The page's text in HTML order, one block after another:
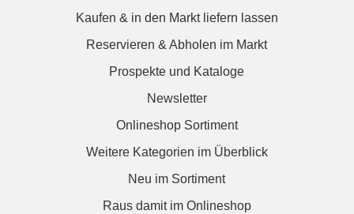
Kaufen & in den Markt liefern lassen
Reservieren & Abholen im Markt
Prospekte und Kataloge
Newsletter
Onlineshop Sortiment
Weitere Kategorien im Überblick
Neu im Sortiment
Raus damit im Onlineshop